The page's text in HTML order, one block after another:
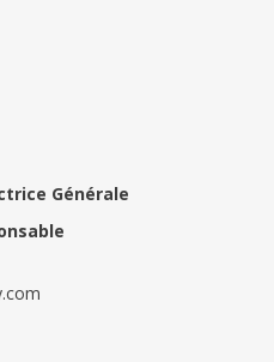
Générale